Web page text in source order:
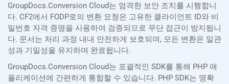
GroupDocs.Conversion Cloud는 엄격한 보안 조치를 시행합니
다. CF2에서 FODP로의 변환 요청은 고유한 클라이언트 ID와 비
밀번호 자격 증명을 사용하여 검증되므로 무단 접근이 방지됩니
다. 문서는 처리 과정 내내 안전하게 보호되며, 모든 변환은 일관
성과 기밀성을 유지하며 완료됩니다.
GroupDocs.Conversion Cloud는 포괄적인 SDK를 통해 PHP 애
플리케이션에 간편하게 통합할 수 있습니다. PHP SDK는 명확